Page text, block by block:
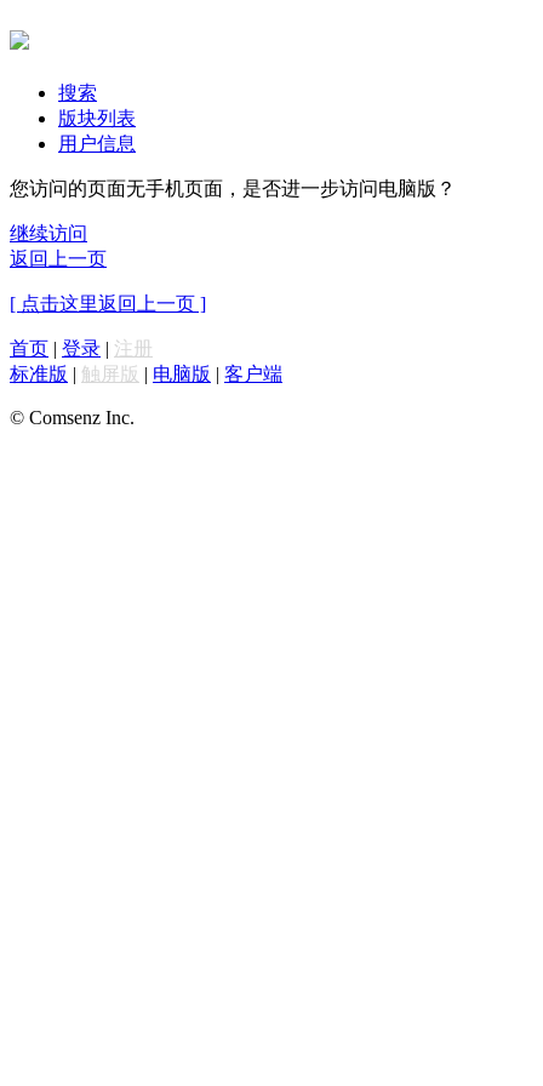
搜索
版块列表
用户信息
您访问的页面无手机页面，是否进一步访问电脑版？
继续访问
返回上一页
[ 点击这里返回上一页 ]
首页 | 登录 | 注册
标准版 | 触屏版 | 电脑版 | 客户端
© Comsenz Inc.